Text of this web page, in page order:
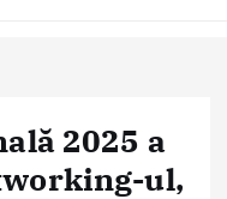
2025 a
ul,